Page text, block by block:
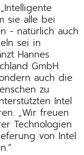
sie alle bei
- natürlich auch
sei in
Hannes
GmbH.
auch die
zu
Intel
„Wir freuen
Technologien
von Intel